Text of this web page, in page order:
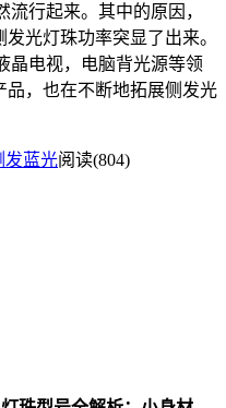
行起来。其中的原因，
光灯珠功率突显了出来。
晶电视，电脑背光源等领
，也在不断地拓展侧发光
发蓝光阅读(804)